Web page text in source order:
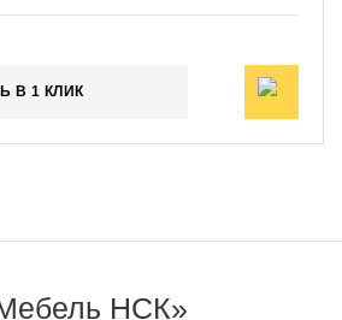
В 1 КЛИК